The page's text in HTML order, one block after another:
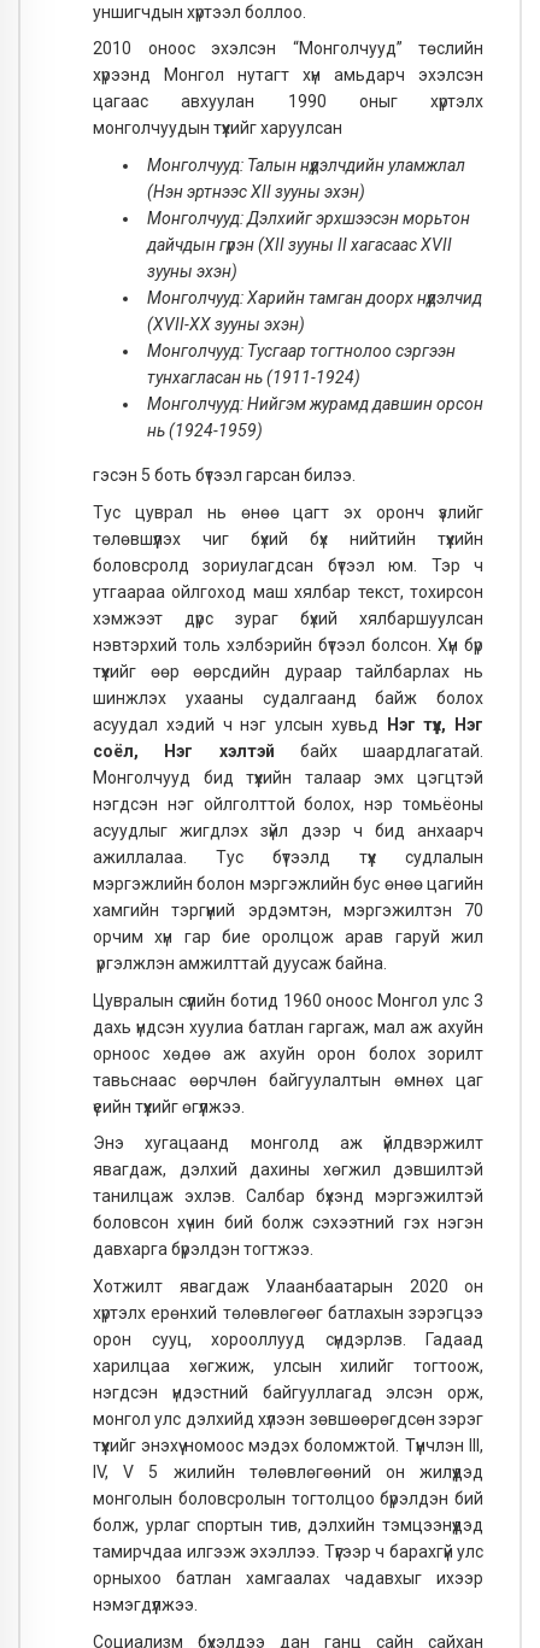
уншигчдын хүртээл боллоо.
2010 оноос эхэлсэн “Монголчууд” төслийн
хүрээнд Монгол нутагт хүн амьдарч эхэлсэн
цагаас авхуулан 1990 оныг хүртэлх
монголчуудын түүхийг харуулсан
Монголчууд: Талын нүүдэлчдийн уламжлал
(Нэн эртнээс XII зууны эхэн)
Монголчууд: Дэлхийг эрхшээсэн морьтон
дайчдын гүрэн (XII зууны II хагасаас XVII
зууны эхэн)
Монголчууд: Харийн тамган доорх нүүдэлчид
(XVII-XX зууны эхэн)
Монголчууд: Тусгаар тогтнолоо сэргээн
тунхагласан нь (1911-1924)
Монголчууд: Нийгэм журамд давшин орсон
нь (1924-1959)
гэсэн 5 боть бүтээл гарсан билээ.
Тус цуврал нь өнөө цагт эх оронч үзлийг
төлөвшүүлэх чиг бүхий бүх нийтийн түүхийн
боловсролд зориулагдсан бүтээл юм. Тэр ч
утгаараа ойлгоход маш хялбар текст, тохирсон
хэмжээт дүрс зураг бүхий хялбаршуулсан
нэвтэрхий толь хэлбэрийн бүтээл болсон. Хүн бүр
түүхийг өөр өөрсдийн дураар тайлбарлах нь
шинжлэх ухааны судалгаанд байж болох
асуудал хэдий ч нэг улсын хувьд
Нэг түүх, Нэг
соёл, Нэг хэлтэй байх шаардлагатай.
Монголчууд бид түүхийн талаар эмх цэгцтэй
нэгдсэн нэг ойлголттой болох, нэр томьёоны
асуудлыг жигдлэх зүйл дээр ч бид анхаарч
ажиллалаа. Тус бүтээлд түүх судлалын
мэргэжлийн болон мэргэжлийн бус өнөө цагийн
хамгийн тэргүүний эрдэмтэн, мэргэжилтэн 70
орчим хүн гар бие оролцож арав гаруй жил
үргэлжлэн амжилттай дуусаж байна.
Цувралын сүүлийн ботид 1960 оноос Монгол улс 3
дахь үндсэн хуулиа батлан гаргаж, мал аж ахуйн
орноос хөдөө аж ахуйн орон болох зорилт
тавьснаас өөрчлөн байгуулалтын өмнөх цаг
үеийн түүхийг өгүүлжээ.
Энэ хугацаанд монголд аж үйлдвэржилт
явагдаж, дэлхий дахины хөгжил дэвшилтэй
танилцаж эхлэв. Салбар бүхэнд мэргэжилтэй
боловсон хүчин бий болж сэхээтний гэх нэгэн
давхарга бүрэлдэн тогтжээ.
Хотжилт явагдаж Улаанбаатарын 2020 он
хүртэлх ерөнхий төлөвлөгөөг батлахын зэрэгцээ
орон сууц, хорооллууд сүндэрлэв. Гадаад
харилцаа хөгжиж, улсын хилийг тогтоож,
нэгдсэн үндэстний байгууллагад элсэн орж,
монгол улс дэлхийд хүлээн зөвшөөрөгдсөн зэрэг
түүхийг энэхүү номоос мэдэх боломжтой. Түүнчлэн III,
IV, V 5 жилийн төлөвлөгөөний он жилүүдэд
монголын боловсролын тогтолцоо бүрэлдэн бий
болж, урлаг спортын тив, дэлхийн тэмцээнүүдэд
тамирчдаа илгээж эхэллээ. Түүгээр ч барахгүй улс
орныхоо батлан хамгаалах чадавхыг ихээр
нэмэгдүүлжээ.
Социализм бүхэлдээ дан ганц сайн сайхан